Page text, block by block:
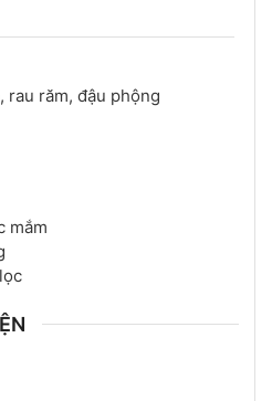
rau răm, đậu phộng
mắm